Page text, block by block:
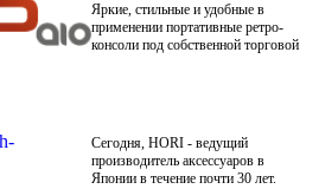
Яркие, стильные и удобные в
применении портативные ретро-
консоли под собственной торговой
Сегодня, HORI - ведущий
производитель аксессуаров в
Японии в течение почти 30 лет.